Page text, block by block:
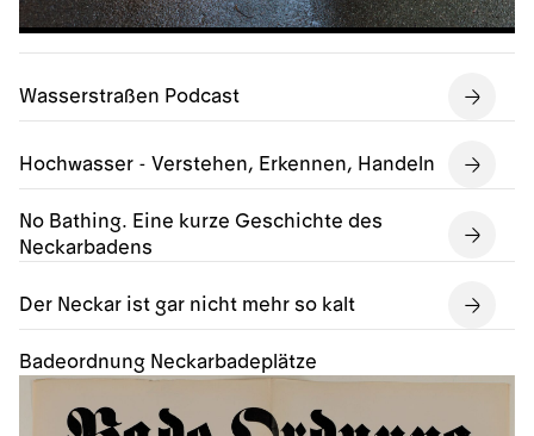
Wasserstraßen Podcast
Hochwasser - Verstehen, Erkennen, Handeln
No Bathing. Eine kurze Geschichte des
Neckarbadens
Der Neckar ist gar nicht mehr so kalt
Badeordnung Neckarbadeplätze